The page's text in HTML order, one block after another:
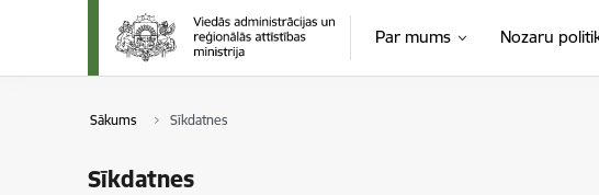
Pāriet uz lapas saturu
Par mums Nozaru
Sākums Sīkdatnes
Sīkdatnes